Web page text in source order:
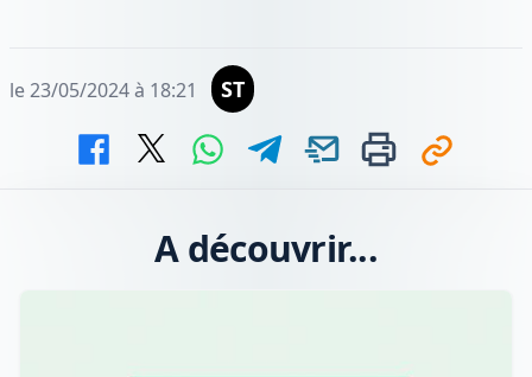
le 23/05/2024 à 18:21 ST
A découvrir...